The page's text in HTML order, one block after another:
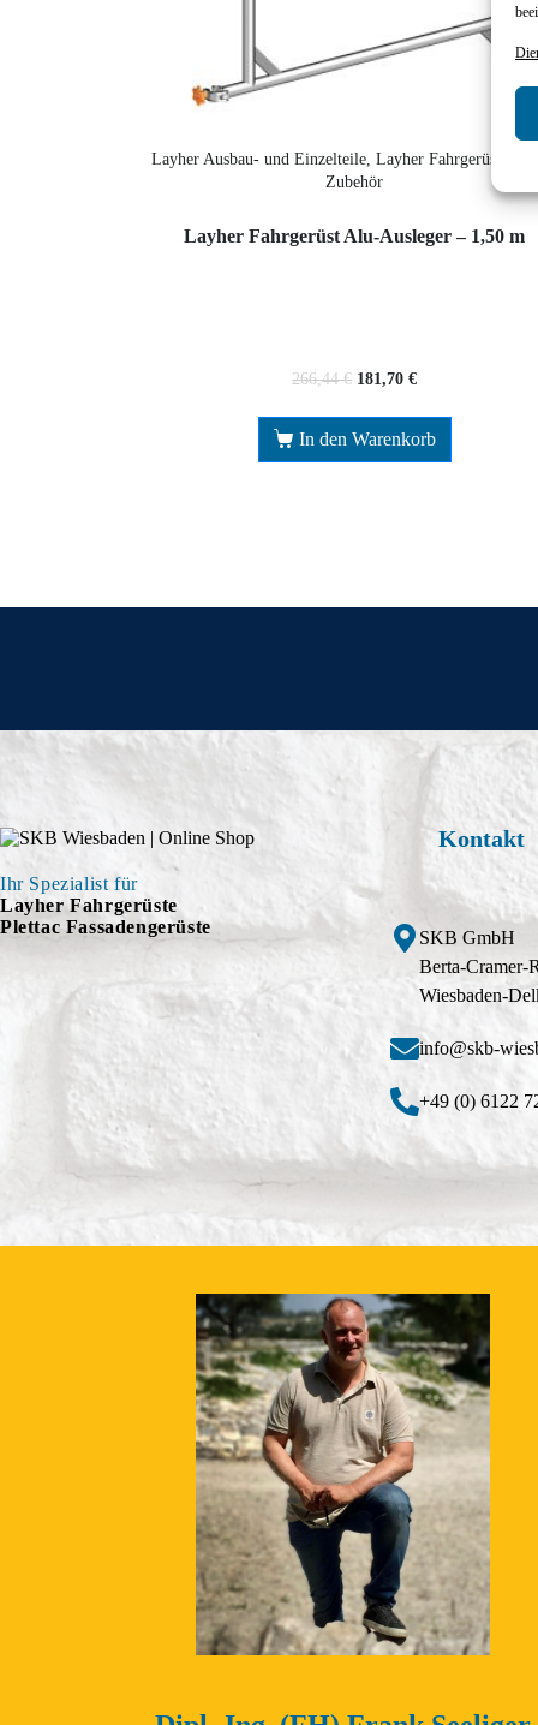
Layher Ausbau- und Einzelteile, Layher Fahrgerüst,
Zubehör
Layher Fahrgerüst Alu-Ausleger – 1,50 m
266,44€ 181,70€
In den Warenkorb
Ihr Spezialist für
Layher Fahrgerüste
Plettac Fassadengerüste
Kontakt
SKB GmbH
Berta-Cramer-
Wiesbaden-
info@skb-
+49 (0) 6122